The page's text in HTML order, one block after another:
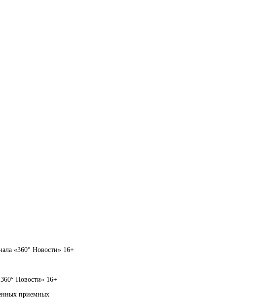
«360° Новости» 16+
Новости» 16+
приемных